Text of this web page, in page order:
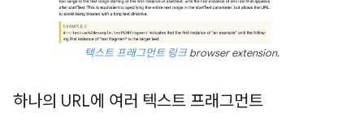
텍스트 프래그먼트 링크 browser extension.
하나의 URL에 여러 텍스트 프래그먼트